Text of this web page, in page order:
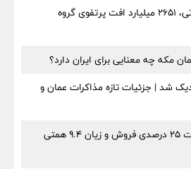
۳۷ میلیارد سود معاملاتی، ۲۶۵۱ میلیارد افت پرتفوی گروه
مکه چه معنایی برای ایران دارد؟
شد | جزئیات تازه مذاکرات عمان و
سایپا زیر تیغ اعداد؛ افت ۲۵ درصدی فروش و زیان ۹.۴ همتی